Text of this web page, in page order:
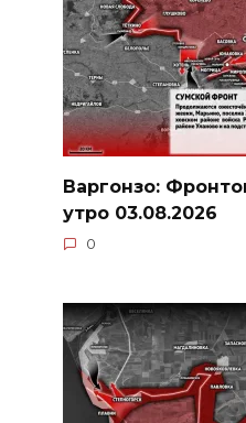
Варгонзо:
утро 03.08.2026
0